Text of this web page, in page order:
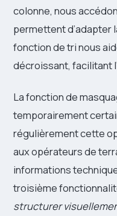
colonne, nous
permettent d’adapter
fonction de tri nous
décroissant, facilitant
La fonction de
temporairement
régulièrement cette
aux opérateurs de
informations
troisième
structurer